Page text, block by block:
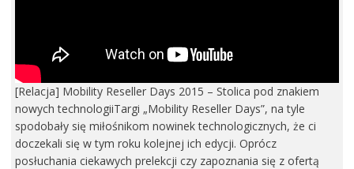
[Relacja] Mobility Reseller Days 2015 – Stolica pod znakiem
nowych technologiiTargi „Mobility Reseller Days”, na tyle
spodobały się miłośnikom nowinek technologicznych, że ci
doczekali się w tym roku kolejnej ich edycji. Oprócz
posłuchania ciekawych prelekcji czy zapoznania się z ofertą